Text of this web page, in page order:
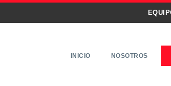
INICIO NOSOTROS